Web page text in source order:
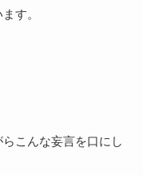
す。
こんな妄言を口にし